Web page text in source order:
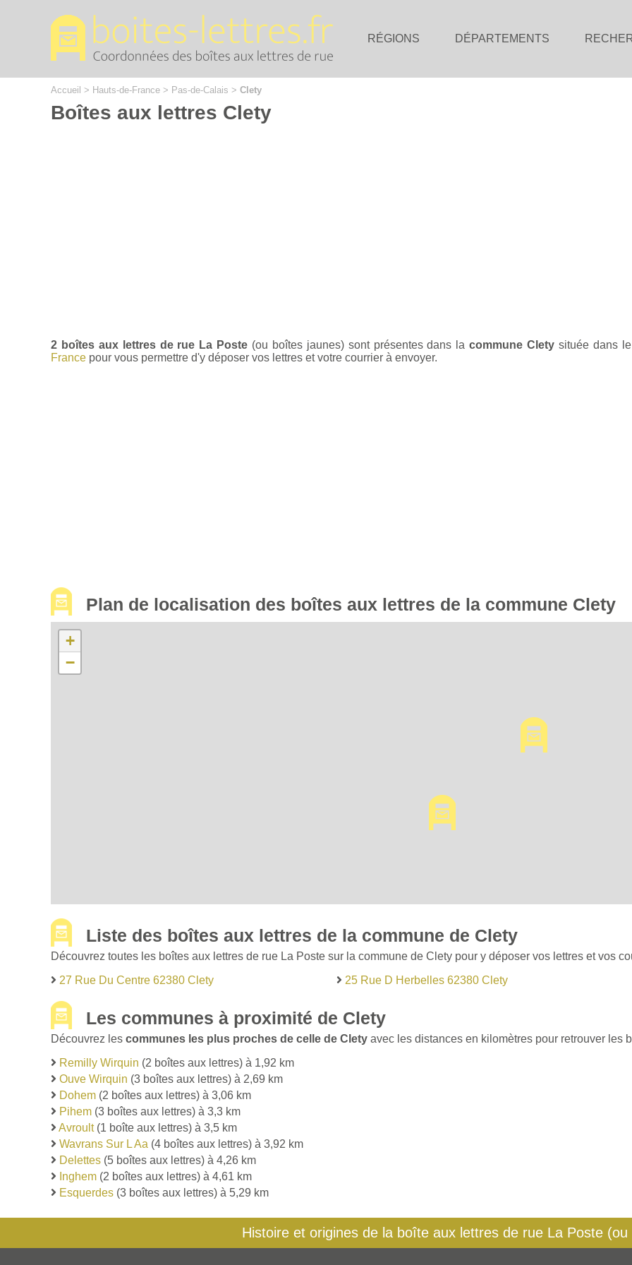
RÉGIONS DÉPARTEMENTS
Accueil > Hauts-de-France > Pas-de-Calais > Clety
Boîtes aux lettres Clety
2 boîtes aux lettres de rue La Poste (ou boîtes jaunes) sont présentes dans lacommune Clety située dans
France pour vous permettre d'y déposer vos lettres et votre courrier à envoyer.
Plan de localisation des boîtes aux lettres de la commune Clety
+
−
Liste des boîtes aux lettres de la commune de Clety
Découvrez toutes les boîtes aux lettres de rue La Poste sur la commune de Clety pour y déposer vos lettres et vos
27 Rue Du Centre 62380 Clety
25 Rue D Herbelles 62380 Clety
Les communes à proximité de Clety
Découvrez les communes les plus proches de celle de Clety avec les distances en kilomètres pour retrouver les
Remilly Wirquin (2 boîtes aux lettres) à 1,92 km
Ouve Wirquin (3 boîtes aux lettres) à 2,69 km
Dohem (2 boîtes aux lettres) à 3,06 km
Pihem (3 boîtes aux lettres) à 3,3 km
Avroult(1 boîte aux lettres) à 3,5 km
Wavrans Sur L Aa (4 boîtes aux lettres) à 3,92 km
Delettes (5 boîtes aux lettres) à 4,26 km
Inghem (2 boîtes aux lettres) à 4,61 km
Esquerdes (3 boîtes aux lettres) à 5,29 km
Histoire et origines de la boîte aux lettres de rue La Poste